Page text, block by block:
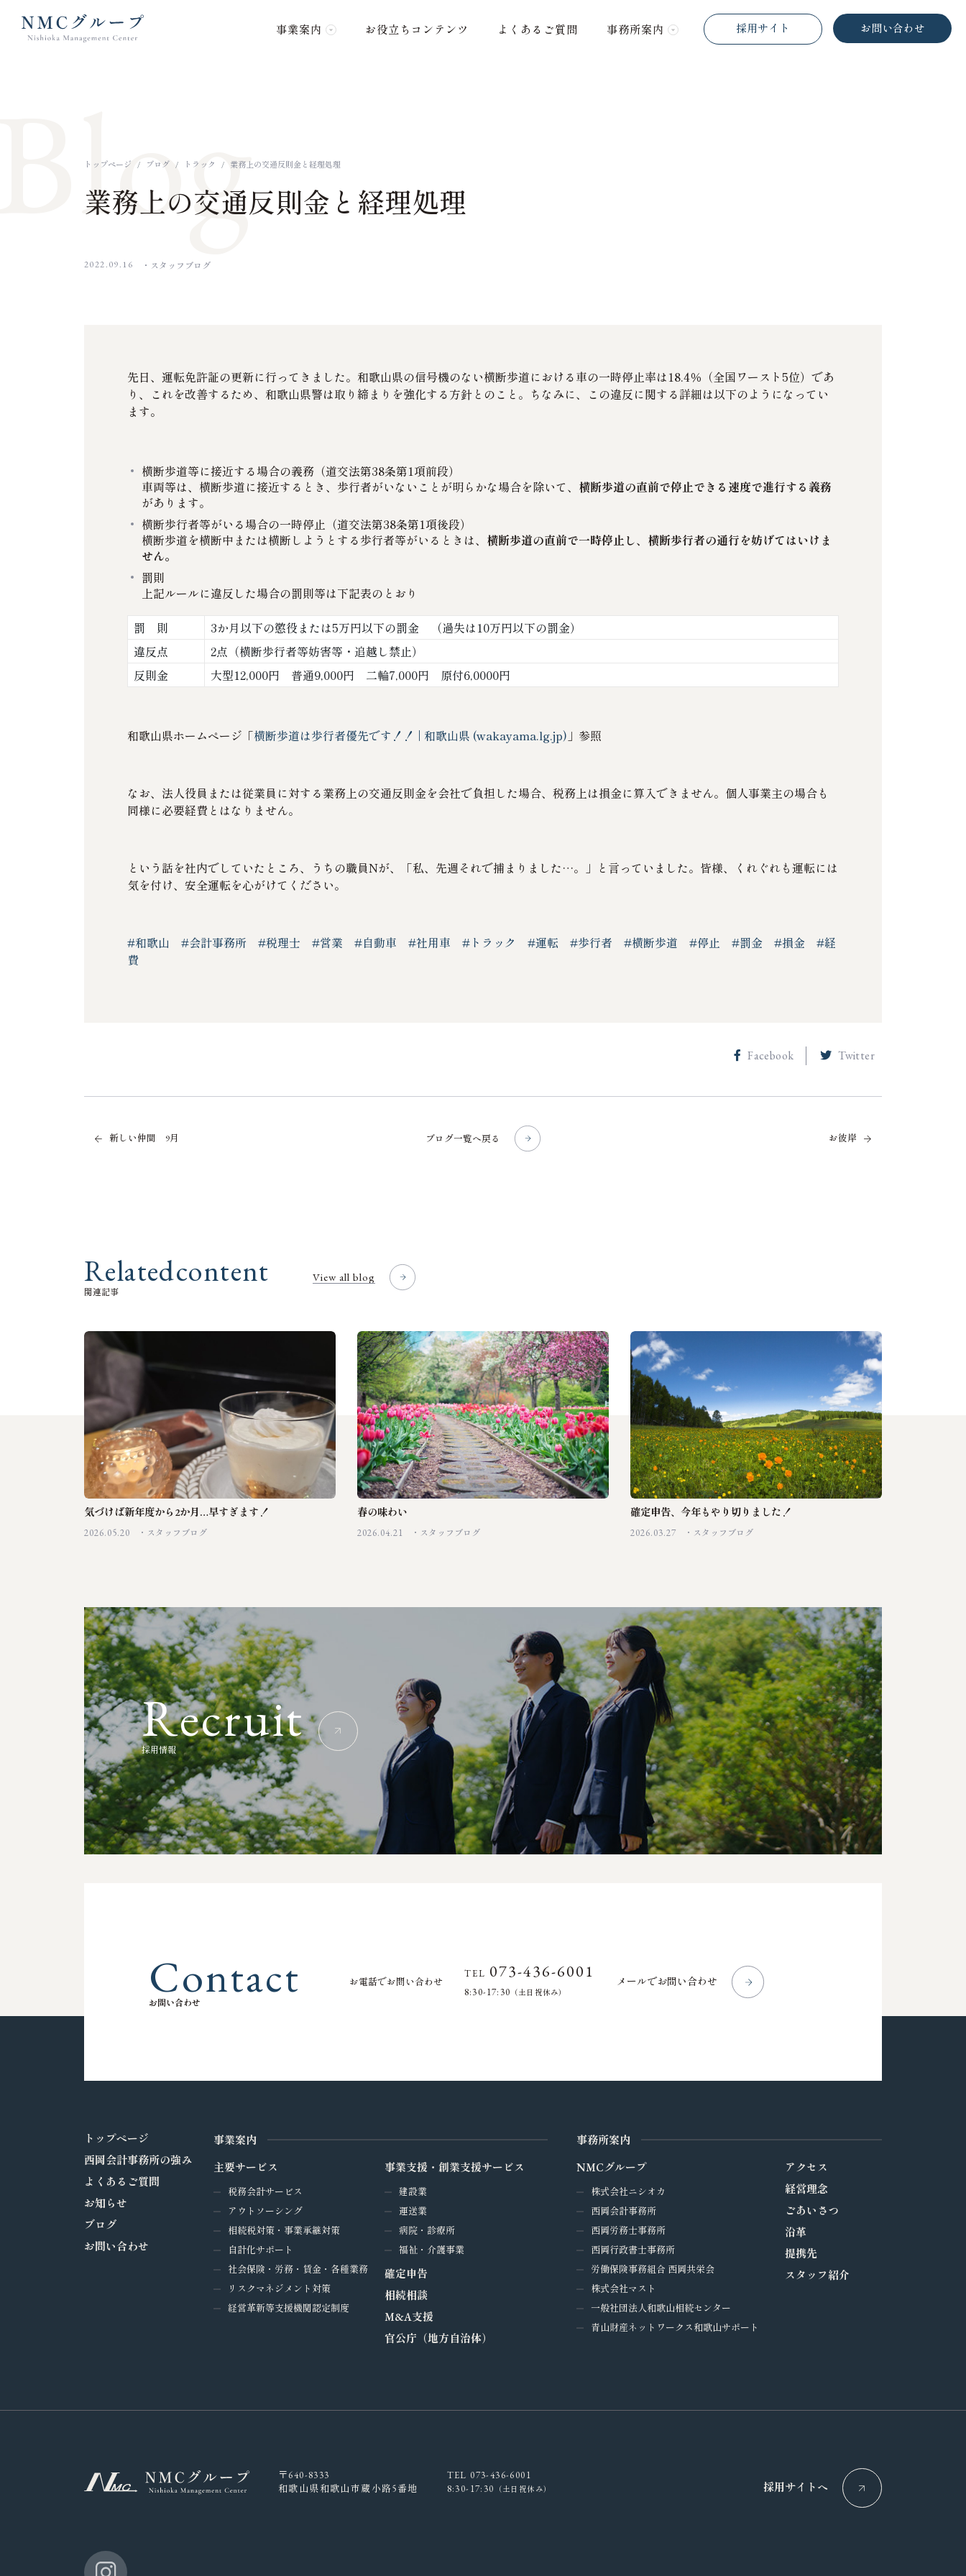
事業案内 お役立ちコンテンツ よくあるご質問 事務所案内 採用サイト お問い合わせ
トップページ ブログ トラック 業務上の交通反則金と経理処理
業務上の交通反則金と経理処理
2022.09.16 スタッフブログ
先日、運転免許証の更新に行ってきました。和歌山県の信号機のない横断歩道における車の一時停止率は18.4％（全国ワースト5位）であ
り、これを改善するため、和歌山県警は取り締まりを強化する方針とのこと。ちなみに、この違反に関する詳細は以下のようになってい
ます。
横断歩道等に接近する場合の義務（道交法第38条第1項前段）
車両等は、横断歩道に接近するとき、歩行者がいないことが明らかな場合を除いて、 横断歩道の直前で停止できる速度で進行する義務
があります。
横断歩行者等がいる場合の一時停止（道交法第38条第1項後段）
横断歩道を横断中または横断しようとする歩行者等がいるときは、 横断歩道の直前で一時停止し、横断歩行者の通行を妨げてはいけま
せん。
罰則
上記ルールに違反した場合の罰則等は下記表のとおり
罰 則
3か月以下の懲役または5万円以下の罰金 （過失は10万円以下の罰金）
違反点
2点（横断歩行者等妨害等・追越し禁止）
反則金
大型12,000円 普通9,000円 二輪7,000円 原付6,0000円
和歌山県ホームページ「横断歩道は歩行者優先です！！ | 和歌山県 (wakayama.lg.jp) 」参照
なお、法人役員または従業員に対する業務上の交通反則金を会社で負担した場合、税務上は損金に算入できません。個人事業主の場合も
同様に必要経費とはなりません。
という話を社内でしていたところ、うちの職員Nが、「私、先週それで捕まりました…。」と言っていました。皆様、くれぐれも運転には
気を付け、安全運転を心がけてください。
#和歌山 #会計事務所 #税理士 #営業 #自動車 #社用車 #トラック #運転 #歩行者 #横断歩道 #停止 #罰金 #損金
#経
費
Facebook Twitter
新しい仲間 9月 ブログ一覧へ戻る お彼岸
関連記事
Relatedcontent View all blog
気づけば新年度から2か月…早すぎます！
2026.05.20 スタッフブログ
春の味わい
2026.04.21 スタッフブログ
確定申告、今年もやり切りました！
2026.03.27 スタッフブログ
採用情報
Recruit
お問い合わせ
Contact お電話でお問い合わせ
TEL 073-436-6001
8:30-17:30 （土日祝休み）
メールでお問い合わせ
トップページ
西岡会計事務所の強み
よくあるご質問
お知らせ
ブログ
お問い合わせ
事業案内
主要サービス
税務会計サービス
アウトソーシング
相続税対策・事業承継対策
自計化サポート
社会保険・労務・賃金・各種業務
リスクマネジメント対策
経営革新等支援機関認定制度
事業支援・創業支援サービス
建設業
運送業
病院・診療所
福祉・介護事業
確定申告
相続相談
M&A支援
官公庁（地方自治体）
事務所案内
NMCグループ
株式会社ニシオカ
西岡会計事務所
西岡労務士事務所
西岡行政書士事務所
労働保険事務組合 西岡共栄会
株式会社マスト
一般社団法人和歌山相続センター
青山財産ネットワークス和歌山サポート
アクセス
経営理念
ごあいさつ
沿革
提携先
スタッフ紹介
〒640-8333
和歌山県和歌山市蔵小路5番地
TEL 073-436-6001
8:30-17:30
（土日祝休み） 採用サイトへ